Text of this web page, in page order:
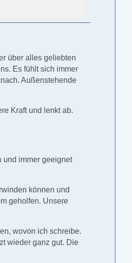
über alles geliebten
Es fühlt sich immer
Außenstehende
Kraft und lenkt ab.
und immer geeignet
können und
geholfen. Unsere
wovon ich schreibe.
wieder ganz gut. Die